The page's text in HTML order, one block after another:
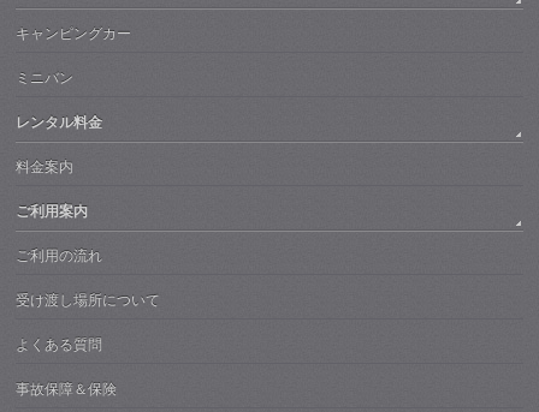
キャンピングカー
ミニバン
レンタル料金
料金案内
ご利用案内
ご利用の流れ
受け渡し場所について
よくある質問
事故保障＆保険